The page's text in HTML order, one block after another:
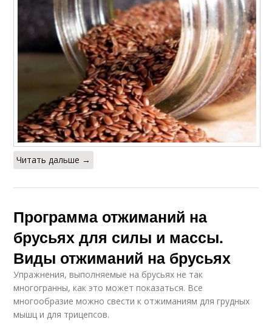
Читать дальше →
Программа отжиманий на
брусьях для силы и массы.
Виды отжиманий на брусьях
Упражнения, выполняемые на брусьях не так
многогранны, как это может показаться. Все
многообразие можно свести к отжиманиям для грудных
мышц и для трицепсов.